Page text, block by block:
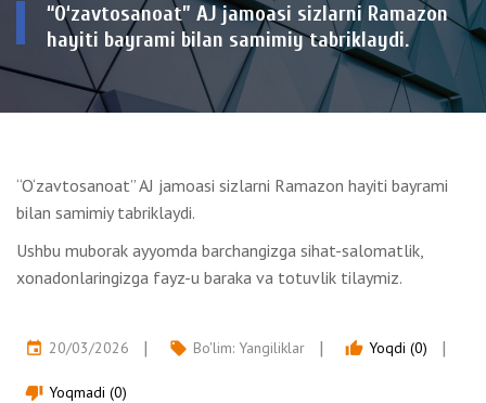
“O‘zavtosanoat” AJ jamoasi sizlarni Ramazon
hayiti bayrami bilan samimiy tabriklaydi.
“O‘zavtosanoat” AJ jamoasi sizlarni Ramazon hayiti bayrami
bilan samimiy tabriklaydi.
Ushbu muborak ayyomda barchangizga sihat-salomatlik,
xonadonlaringizga fayz-u baraka va totuvlik tilaymiz.
event 20/03/2026 local_offer Bo'lim: Yangiliklar thumb_up Yoqdi (0)
thumb_down Yoqmadi (0)